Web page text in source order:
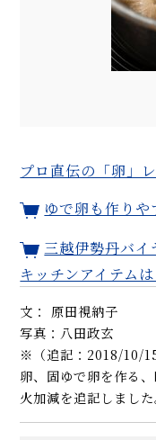
プロ直伝の「卵」
ゆで卵も作り
三越伊勢丹バ
キッチンアイテム
文： 原田視納子
写真：八田政玄
※（追記：2018/10/
卵、固ゆで卵を作る
火加減を追記しました